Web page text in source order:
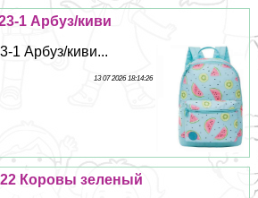
1 Арбуз/киви
1 Арбуз/киви...
13 07 2026 18:14:26
Коровы зеленый